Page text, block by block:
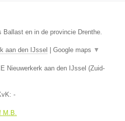
en in de provincie Drenthe.
aan den IJssel Google maps ▼
Nieuwerkerk aan den IJssel (Zuid-
-
M.B.